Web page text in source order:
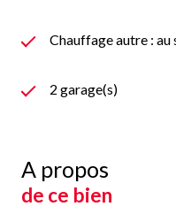
Chauffage autre : au
2 garage(s)
A propos
de ce bien